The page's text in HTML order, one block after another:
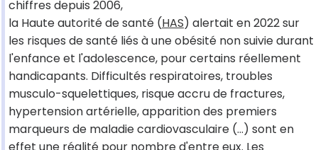
chiffres depuis 2006,
la Haute autorité de santé (HAS) alertait en 2022 sur
les risques de santé liés à une obésité non suivie durant
l'enfance et l'adolescence, pour certains réellement
handicapants. Difficultés respiratoires, troubles
musculo-squelettiques, risque accru de fractures,
hypertension artérielle, apparition des premiers
marqueurs de maladie cardiovasculaire (…) sont en